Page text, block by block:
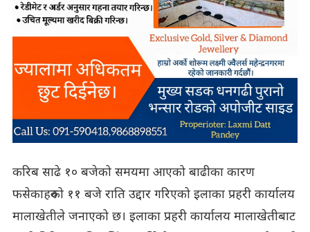
करिब साढे १० बजेको समयमा आएको बाढीका कारण
फसेकाहरुको ११ बजे राति उद्दार गरिएको इलाका प्रहरी कार्यालय
मालाखेतीले जनाएको छ। इलाका प्रहरी कार्यालय मालाखेतीबाट